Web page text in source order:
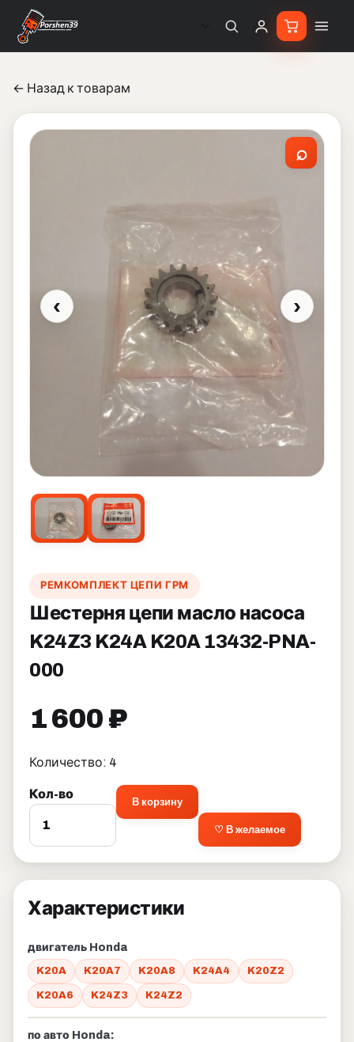
← Назад к товарам
‹
⌕
›
РЕМКОМПЛЕКТ ЦЕПИ ГРМ
Шестерня цепи масло насоса
K24Z3 K24A K20A 13432-PNA-
000
1 600 ₽
Количество: 4
Кол-во
В корзину
♡ В желаемое
Характеристики
двигатель Honda
K20A K20A7 K20A8 K24A4 K20Z2
K20A6 K24Z3 K24Z2
по авто Honda: